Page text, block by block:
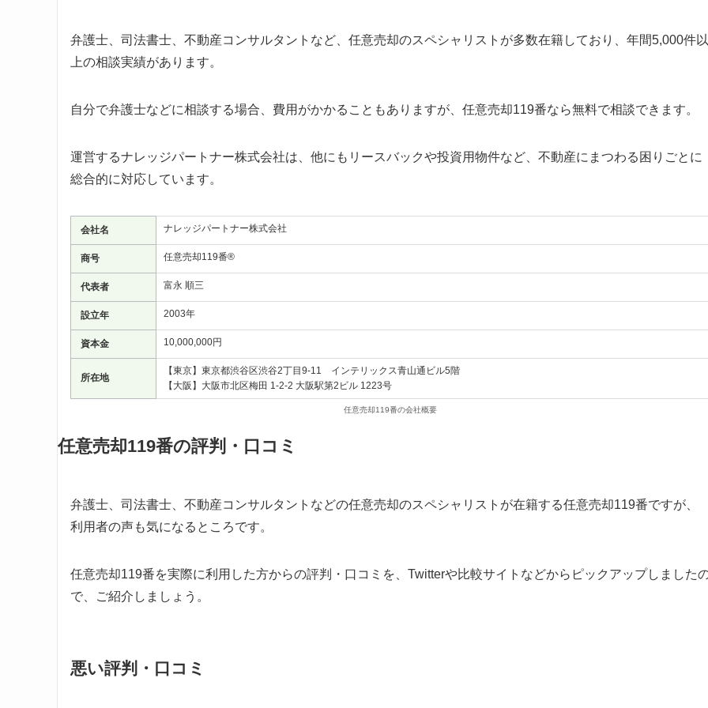
弁護士、司法書士、不動産コンサルタントなど、任意売却のスペシャリストが多数在籍しており、年間5,000件以
上の相談実績があります。
自分で弁護士などに相談する場合、費用がかかることもありますが、任意売却119番なら無料で相談できます。
運営するナレッジパートナー株式会社は、他にもリースバックや投資用物件など、不動産にまつわる困りごとに
総合的に対応しています。
会社名 ナレッジパートナー株式会社
商号 任意売却119番®
代表者 富永 順三
設立年 2003年
資本金 10,000,000円
所在地
【東京】東京都渋谷区渋谷2丁目9-11 インテリックス青山通ビル5階
【大阪】大阪市北区梅田 1-2-2 大阪駅第2ビル 1223号
任意売却119番の会社概要
任意売却119番の評判・口コミ
弁護士、司法書士、不動産コンサルタントなどの任意売却のスペシャリストが在籍する任意売却119番ですが、
利用者の声も気になるところです。
任意売却119番を実際に利用した方からの評判・口コミを、Twitterや比較サイトなどからピックアップしました
で、ご紹介しましょう。
悪い評判・口コミ